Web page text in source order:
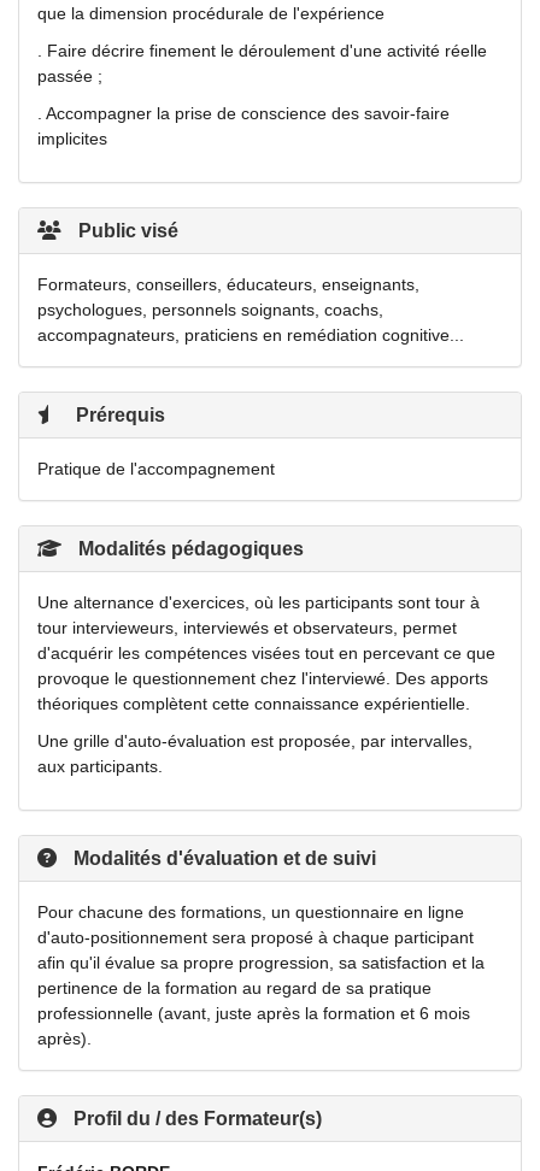
que la dimension procédurale de l'expérience
. Faire décrire finement le déroulement d'une activité réelle
passée ;
. Accompagner la prise de conscience des savoir-faire
implicites
Public visé
Formateurs, conseillers, éducateurs, enseignants,
psychologues, personnels soignants, coachs,
accompagnateurs, praticiens en remédiation cognitive...
Prérequis
Pratique de l'accompagnement
Modalités pédagogiques
Une alternance d'exercices, où les participants sont tour à
tour intervieweurs, interviewés et observateurs, permet
d'acquérir les compétences visées tout en percevant ce que
provoque le questionnement chez l'interviewé. Des apports
théoriques complètent cette connaissance expérientielle.
Une grille d'auto-évaluation est proposée, par intervalles,
aux participants.
Modalités d'évaluation et de suivi
Pour chacune des formations, un questionnaire en ligne
d'auto-positionnement sera proposé à chaque participant
afin qu'il évalue sa propre progression, sa satisfaction et la
pertinence de la formation au regard de sa pratique
professionnelle (avant, juste après la formation et 6 mois
après).
Profil du / des Formateur(s)